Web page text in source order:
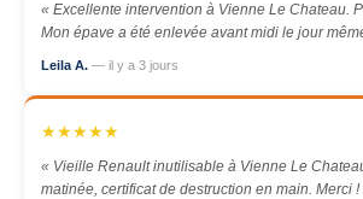
« Excellente intervention à Vienne Le Chateau.
Mon épave a été enlevée avant midi le jour
Leila A. — il y a 3 jours
★★★★★
« Vieille Renault inutilisable à Vienne Le
matinée, certificat de destruction en main. Merci !